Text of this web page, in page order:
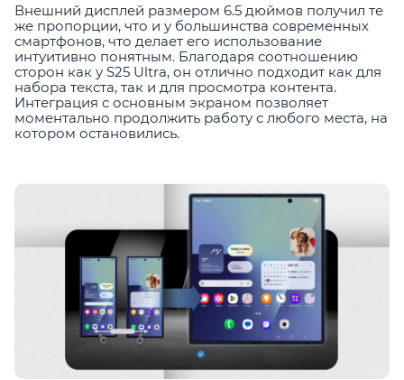
Внешний дисплей размером 6.5 дюймов получил те
же пропорции, что и у большинства современных
смартфонов, что делает его использование
интуитивно понятным. Благодаря соотношению
сторон как у S25 Ultra, он отлично подходит как для
набора текста, так и для просмотра контента.
Интеграция с основным экраном позволяет
моментально продолжить работу с любого места, на
котором остановились.